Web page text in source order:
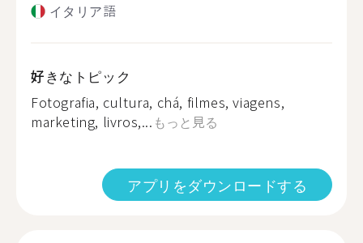
イタリア語
好きなトピック
Fotografia, cultura, chá, filmes, viagens,
marketing, livros,... もっと見る
アプリをダウンロードする